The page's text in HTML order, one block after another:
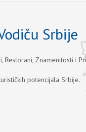
Srbije
Restorani, Znamenitosti i
potencijala Srbije.